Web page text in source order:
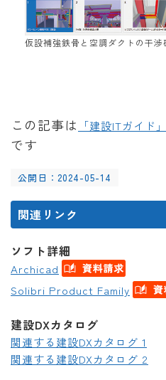
仮設補強鉄骨と空調ダクトの干渉
この記事は 「建設ITガイド」
です
公開日：2024-05-14
関連リンク
ソフト詳細
Archicad
Solibri Product Family
建設DXカタログ
関連する建設DXカタログ 1
関連する建設DXカタログ 2